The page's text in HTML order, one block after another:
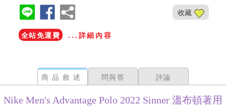
收藏
全站免運費 ...詳細內容
商品敘述 問與答 評論